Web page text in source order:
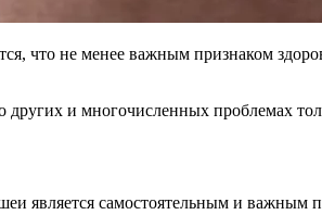
что не менее важным признаком
и многочисленных проблемах
является самостоятельным и важным